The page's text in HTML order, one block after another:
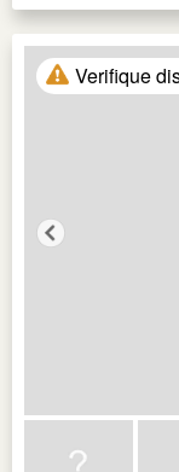
Verifique